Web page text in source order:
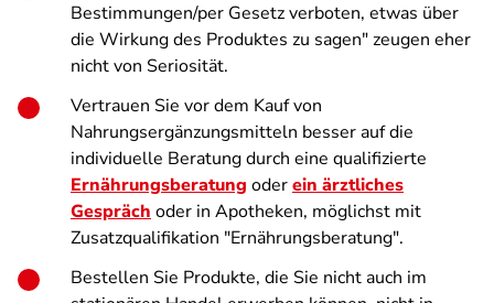
Bestimmungen/per Gesetz verboten, etwas über
die Wirkung des Produktes zu sagen" zeugen eher
nicht von Seriosität.
Vertrauen Sie vor dem Kauf von
Nahrungsergänzungsmitteln besser auf die
individuelle Beratung durch eine qualifizierte
Ernährungsberatung oderein ärztliches
Gespräch oder in Apotheken, möglichst mit
Zusatzqualifikation "Ernährungsberatung".
Bestellen Sie Produkte, die Sie nicht auch im